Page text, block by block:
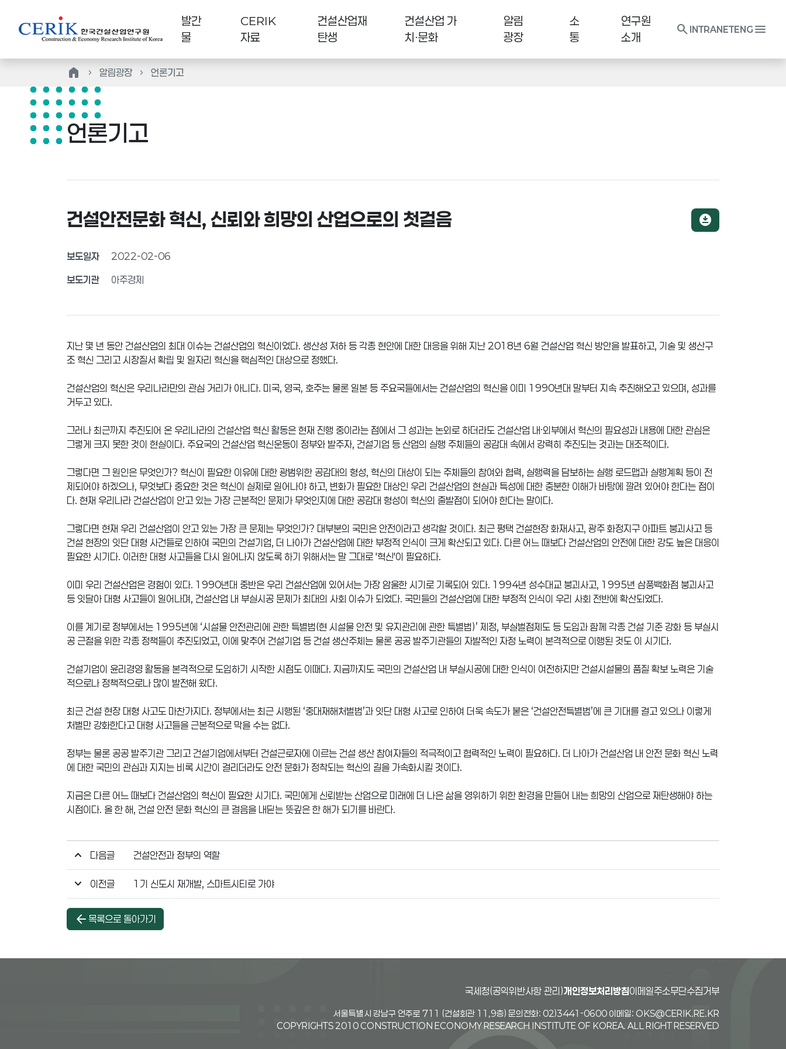
발간
물
CERIK
자료
건설산업재
탄생
건설산업 가
치·문화
알림
광장
소
통
연구원
소개
search INTRANETENG menu
home 알림광장 언론기고
언론기고
건설안전문화 혁신, 신뢰와 희망의 산업으로의 첫걸음
보도일자 2022-02-06
보도기관 아주경제
download_for_offline
지난 몇 년 동안 건설산업의 최대 이슈는 건설산업의 혁신이었다. 생산성 저하 등 각종 현안에 대한 대응을 위해 지난 2018년 6월 건설산업 혁신 방안을 발표하고, 기술 및 생산구
조 혁신 그리고 시장질서 확립 및 일자리 혁신을 핵심적인 대상으로 정했다.
건설산업의 혁신은 우리나라만의 관심 거리가 아니다. 미국, 영국, 호주는 물론 일본 등 주요국들에서는 건설산업의 혁신을 이미 1990년대 말부터 지속 추진해오고 있으며, 성과를
거두고 있다.
그러나 최근까지 추진되어 온 우리나라의 건설산업 혁신 활동은 현재 진행 중이라는 점에서 그 성과는 논외로 하더라도 건설산업 내·외부에서 혁신의 필요성과 내용에 대한 관심은
그렇게 크지 못한 것이 현실이다. 주요국의 건설산업 혁신운동이 정부와 발주자, 건설기업 등 산업의 실행 주체들의 공감대 속에서 강력히 추진되는 것과는 대조적이다.
그렇다면 그 원인은 무엇인가? 혁신이 필요한 이유에 대한 광범위한 공감대의 형성, 혁신의 대상이 되는 주체들의 참여와 협력, 실행력을 담보하는 실행 로드맵과 실행계획 등이 전
제되어야 하겠으나, 무엇보다 중요한 것은 혁신이 실제로 일어나야 하고, 변화가 필요한 대상인 우리 건설산업의 현실과 특성에 대한 충분한 이해가 바탕에 깔려 있어야 한다는 점이
다. 현재 우리나라 건설산업이 안고 있는 가장 근본적인 문제가 무엇인지에 대한 공감대 형성이 혁신의 출발점이 되어야 한다는 말이다.
그렇다면 현재 우리 건설산업이 안고 있는 가장 큰 문제는 무엇인가? 대부분의 국민은 안전이라고 생각할 것이다. 최근 평택 건설현장 화재사고, 광주 화정지구 아파트 붕괴사고 등
건설 현장의 잇단 대형 사건들로 인하여 국민의 건설기업, 더 나아가 건설산업에 대한 부정적 인식이 크게 확산되고 있다. 다른 어느 때보다 건설산업의 안전에 대한 강도 높은 대응이
필요한 시기다. 이러한 대형 사고들을 다시 일어나지 않도록 하기 위해서는 말 그대로 '혁신'이 필요하다.
이미 우리 건설산업은 경험이 있다. 1990년대 중반은 우리 건설산업에 있어서는 가장 암울한 시기로 기록되어 있다. 1994년 성수대교 붕괴사고, 1995년 삼풍백화점 붕괴사고
등 잇달아 대형 사고들이 일어나며, 건설산업 내 부실시공 문제가 최대의 사회 이슈가 되었다. 국민들의 건설산업에 대한 부정적 인식이 우리 사회 전반에 확산되었다.
이를 계기로 정부에서는 1995년에 ‘시설물 안전관리에 관한 특별법(현 시설물 안전 및 유지관리에 관한 특별법)’ 제정, 부실벌점제도 등 도입과 함께 각종 건설 기준 강화 등 부실시
공 근절을 위한 각종 정책들이 추진되었고, 이에 맞추어 건설기업 등 건설 생산주체는 물론 공공 발주기관들의 자발적인 자정 노력이 본격적으로 이행된 것도 이 시기다.
건설기업이 윤리경영 활동을 본격적으로 도입하기 시작한 시점도 이때다. 지금까지도 국민의 건설산업 내 부실시공에 대한 인식이 여전하지만 건설시설물의 품질 확보 노력은 기술
적으로나 정책적으로나 많이 발전해 왔다.
최근 건설 현장 대형 사고도 마찬가지다. 정부에서는 최근 시행된 ‘중대재해처벌법’과 잇단 대형 사고로 인하여 더욱 속도가 붙은 ‘건설안전특별법’에 큰 기대를 걸고 있으나 이렇게
처벌만 강화한다고 대형 사고들을 근본적으로 막을 수는 없다.
정부는 물론 공공 발주기관 그리고 건설기업에서부터 건설근로자에 이르는 건설 생산 참여자들의 적극적이고 협력적인 노력이 필요하다. 더 나아가 건설산업 내 안전 문화 혁신 노력
에 대한 국민의 관심과 지지는 비록 시간이 걸리더라도 안전 문화가 정착되는 혁신의 길을 가속화시킬 것이다.
지금은 다른 어느 때보다 건설산업의 혁신이 필요한 시기다. 국민에게 신뢰받는 산업으로 미래에 더 나은 삶을 영위하기 위한 환경을 만들어 내는 희망의 산업으로 재탄생해야 하는
시점이다. 올 한 해, 건설 안전 문화 혁신의 큰 걸음을 내딛는 뜻깊은 한 해가 되기를 바란다.
다음글 건설안전과 정부의 역할
이전글 1기 신도시 재개발, 스마트시티로 가야
arrow_back 목록으로 돌아가기
국세청(공익위반사항 관리)개인정보처리방침이메일주소무단수집거부
서울특별시 강남구 언주로 711 (건설회관 11,9층) 문의전화: 02)3441-0600 이메일: OKS@CERIK.RE.KR
COPYRIGHTS 2010 CONSTRUCTION ECONOMY RESEARCH INSTITUTE OF KOREA. ALL RIGHT RESERVED